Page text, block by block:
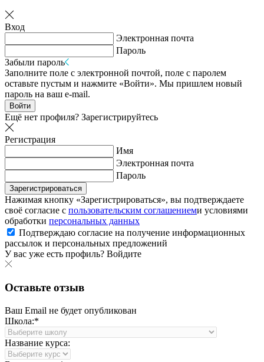
Вход
Электронная почта
Пароль
Забыли пароль
Заполните поле с электронной почтой, поле с паролем
оставьте пустым и нажмите «Войти». Мы пришлем новый
пароль на ваш e-mail.
Войти
Ещё нет профиля? Зарегистрируйтесь
Регистрация
Имя
Электронная почта
Пароль
Зарегистрироваться
Нажимая кнопку «Зарегистрироваться», вы подтверждаете
своё согласие с пользовательским соглашениеми условиями
обработки персональных данных
Подтверждаю согласие на получение информационных
рассылок и персональных предложений
У вас уже есть профиль? Войдите
Оставьте отзыв
Ваш Email не будет опубликован
Школа:*
Название курса: